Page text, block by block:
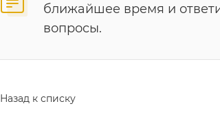
ближайшее время и
вопросы.
Назад к списку